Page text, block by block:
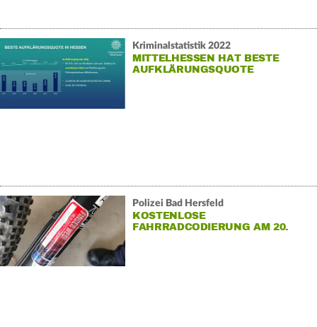
Kriminalstatistik 2022
MITTELHESSEN HAT BESTE
AUFKLÄRUNGSQUOTE
Polizei Bad Hersfeld
KOSTENLOSE
FAHRRADCODIERUNG AM 20.